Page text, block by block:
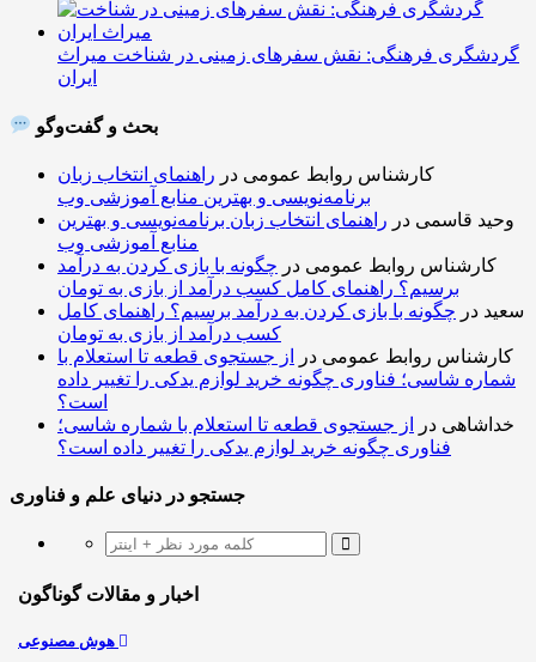
گردشگری فرهنگی: نقش سفرهای زمینی در شناخت میراث
ایران
بحث و گفت‌وگو
کارشناس روابط عمومی در راهنمای انتخاب زبان
برنامه‌نویسی و بهترین منابع آموزشی وب
وحید قاسمی در راهنمای انتخاب زبان برنامه‌نویسی و بهترین
منابع آموزشی وب
کارشناس روابط عمومی در چگونه با بازی کردن به درآمد
برسیم؟ راهنمای کامل کسب درآمد از بازی به تومان
سعید در چگونه با بازی کردن به درآمد برسیم؟ راهنمای کامل
کسب درآمد از بازی به تومان
کارشناس روابط عمومی در
از جستجوی قطعه تا استعلام با
شماره شاسی؛ فناوری چگونه خرید لوازم یدکی را تغییر داده
است؟
خداشاهی در
از جستجوی قطعه تا استعلام با شماره شاسی؛
فناوری چگونه خرید لوازم یدکی را تغییر داده است؟
جستجو در دنیای علم و فناوری
اخبار و مقالات گوناگون